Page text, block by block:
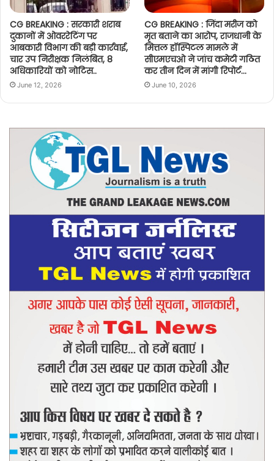
CG BREAKING : सरकारी शराब
दुकानों में ओवररेटिंग पर
आबकारी विभाग की बड़ी कार्रवाई,
चार उप निरीक्षक निलंबित, 8
अधिकारियों को नोटिस..
June 12, 2026
CG BREAKING : जिंदा मरीज को
मृत बताने का आरोप, राजधानी के
मित्तल हॉस्पिटल मामले में
सीएमएचओ ने जांच कमेटी गठित
कर तीन दिन में मांगी रिपोर्ट…
June 10, 2026